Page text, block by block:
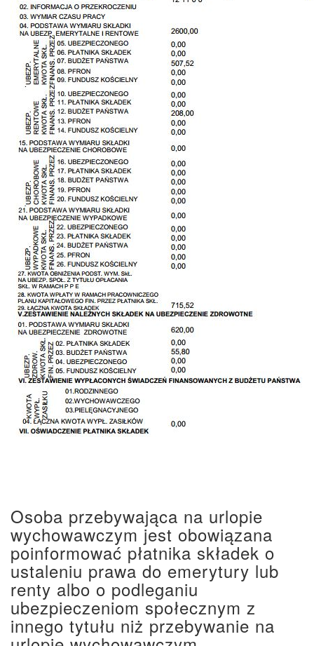
Osoba przebywająca na urlopie
wychowawczym jest obowiązana
poinformować płatnika składek o
ustaleniu prawa do emerytury lub
renty albo o podleganiu
ubezpieczeniom społecznym z
innego tytułu niż przebywanie na